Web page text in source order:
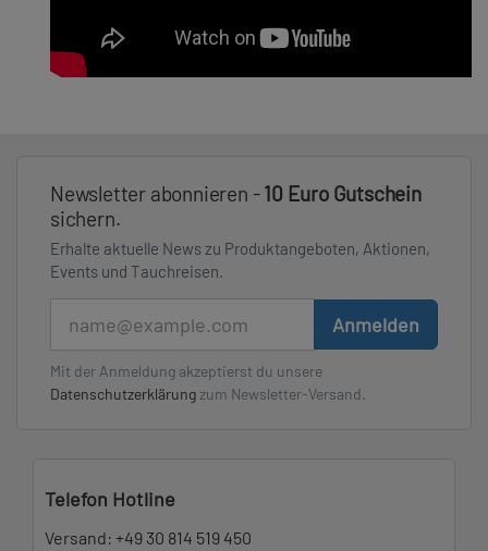
Newsletter abonnieren -10 Euro Gutschein
sichern.
Erhalte aktuelle News zu Produktangeboten, Aktionen,
Events und Tauchreisen.
Anmelden
Mit der Anmeldung akzeptierst du unsere
Datenschutzerklärungzum Newsletter-Versand.
Telefon Hotline
Versand: +49 30 814 519 450